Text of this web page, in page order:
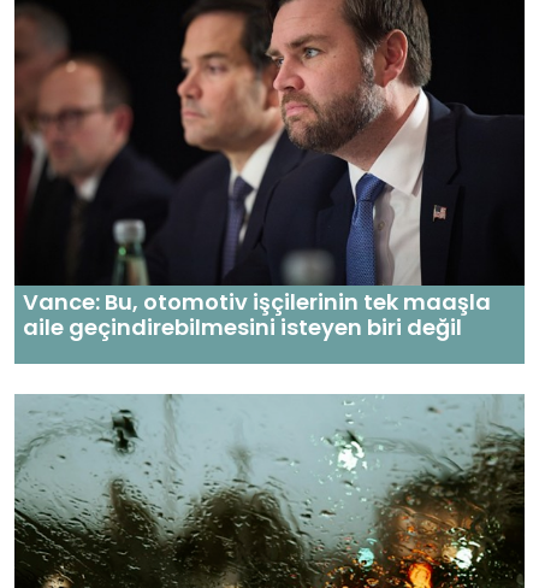
Vance: Bu, otomotiv işçilerinin tek maaşla
aile geçindirebilmesini isteyen biri değil